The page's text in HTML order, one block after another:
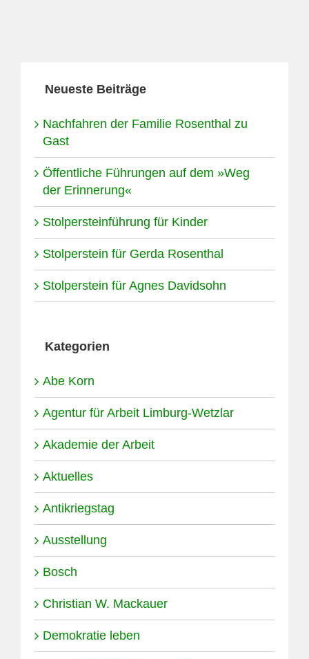
Neueste Beiträge
Nachfahren der Familie Rosenthal zu
Gast
Öffentliche Führungen auf dem »Weg
der Erinnerung«
Stolpersteinführung für Kinder
Stolperstein für Gerda Rosenthal
Stolperstein für Agnes Davidsohn
Kategorien
Abe Korn
Agentur für Arbeit Limburg-Wetzlar
Akademie der Arbeit
Aktuelles
Antikriegstag
Ausstellung
Bosch
Christian W. Mackauer
Demokratie leben